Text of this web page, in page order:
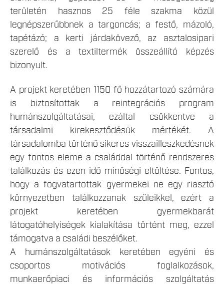
területén hasznos 25 féle szakma közül
legnépszerűbbnek a targoncás; a festő, mázoló,
tapétázó; a kerti járdakövező, az asztalosipari
szerelő és a textiltermék összeállító képzés
bizonyult.
A projekt keretében 1150 fő hozzátartozó számára
is biztosítottak a reintegrációs program
humánszolgáltatásai, ezáltal csökkentve a
társadalmi kirekesztődésük mértékét. A
társadalomba történő sikeres visszailleszkedésnek
egy fontos eleme a családdal történő rendszeres
találkozás és ezen idő minőségi eltöltése. Fontos,
hogy a fogvatartottak gyermekei ne egy riasztó
környezetben találkozzanak szüleikkel, ezért a
projekt keretében gyermekbarát
látogatóhelyiségek kialakítása történt meg, ezzel
támogatva a családi beszélőket.
A humánszolgáltatások keretében egyéni és
csoportos motivációs foglalkozások,
munkaerőpiaci és információs szolgáltatás